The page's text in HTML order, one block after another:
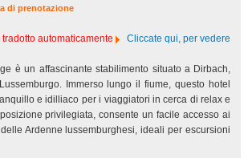
di prenotazione
tradotto automaticamente
Cliccate qui, per vedere
è un affascinante stabilimento situato a Dirbach,
Immerso lungo il fiume, questo hotel
e idilliaco per i viaggiatori in cerca di relax e
privilegiata, consente un facile accesso ai
Ardenne lussemburghesi, ideali per escursioni